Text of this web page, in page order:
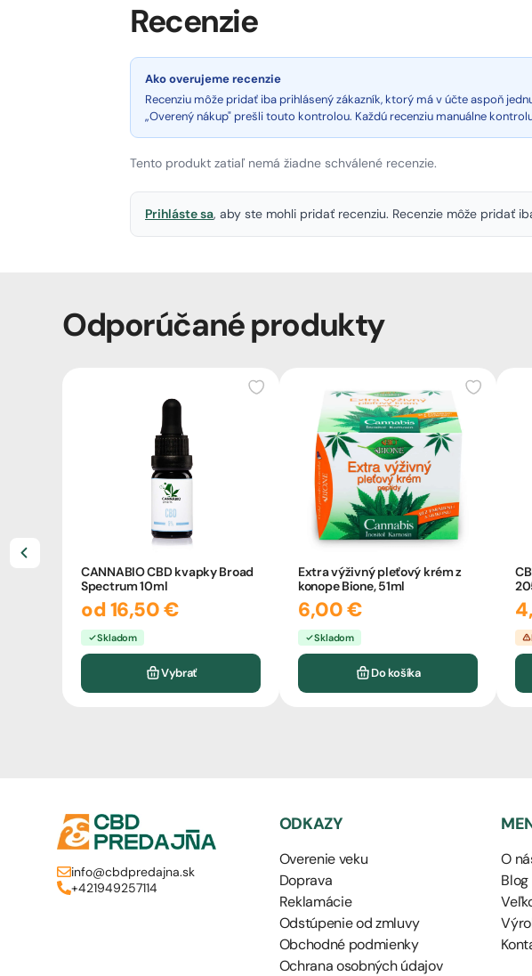
Recenzie
Ako overujeme recenzie
Recenziu môže pridať iba prihlásený zákazník, ktorý má v účte aspoň
„Overený nákup" prešli touto kontrolou. Každú recenziu manuálne
Tento produkt zatiaľ nemá žiadne schválené recenzie.
Prihláste sa, aby ste mohli pridať recenziu. Recenzie môže pridať
Odporúčané produkty
CANNABIO CBD kvapky Broad
Spectrum 10ml
od 16,50 €
Skladom
Vybrať
Extra výživný pleťový krém z
konope Bione, 51ml
6,00 €
Skladom
Do košíka
info@cbdpredajna.sk
+421949257114
ODKAZY
Overenie veku
Doprava
Reklamácie
Odstúpenie od zmluvy
Obchodné podmienky
Ochrana osobných údajov
O
Blog